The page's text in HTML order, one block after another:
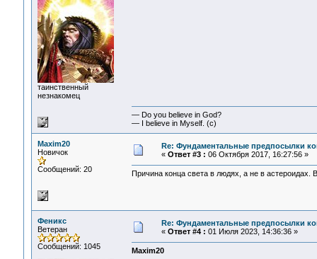
таинственный
незнакомец
— Do you believe in God?
— I believe in Myself. (c)
Maxim20
Новичок
Сообщений: 20
Re: Фундаментальные предпосылки
« Ответ #3 : 06 Октября 2017, 16:27:56 »
Причина конца света в людях, а не в
Феникс
Ветеран
Сообщений: 1045
Re: Фундаментальные предпосылки
« Ответ #4 : 01 Июля 2023, 14:36:36 »
Maxim20